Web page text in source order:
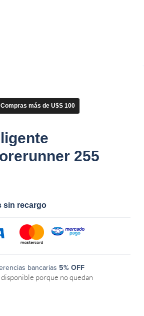
Compras más de U$S 100
255
sin recargo
bancarias 5% OFF
porque no quedan